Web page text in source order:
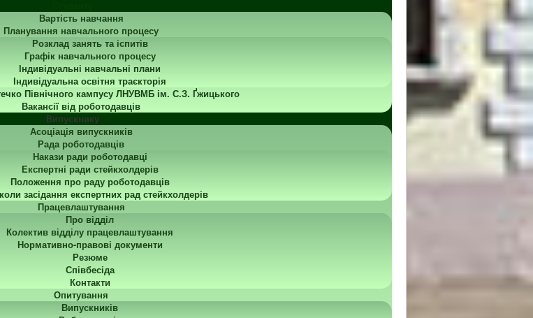
Вартість навчання
Планування навчального процесу
Розклад занять та іспитів
Графік навчального процесу
Індивідуальні навчальні плани
Індивідуальна освітня траєкторія
Північного кампусу ЛНУВМБ ім. С.З. Ґжицького
Вакансії від роботодавців
Випускнику
Асоціація випускників
Рада роботодавців
Накази ради роботодавці
Експертні ради стейкхолдерів
Положення про раду роботодавців
засідання експертних рад стейкхолдерів
Працевлаштування
Про відділ
Колектив відділу працевлаштування
Нормативно-правові документи
Резюме
Співбесіда
Контакти
Опитування
Випускників